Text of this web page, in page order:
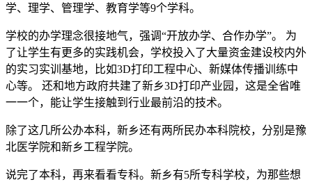
学、理学、管理学、教育学等9个学科。
学校的办学理念很接地气，强调“开放办学、合作办学”。 为
了让学生有更多的实践机会，学校投入了大量资金建设校内外
的实习实训基地，比如3D打印工程中心、新媒体传播训练中
心等。 还和地方政府共建了新乡3D打印产业园，这是全省唯
一一个，能让学生接触到行业最前沿的技术。
除了这几所公办本科，新乡还有两所民办本科院校，分别是豫
北医学院和新乡工程学院。
说完了本科，再来看看专科。新乡有5所专科学校，为那些想